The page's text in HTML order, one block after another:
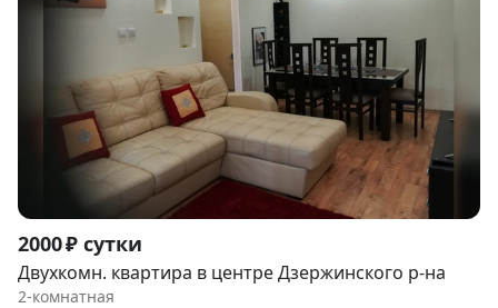
Item
1
of
2000 ₽ сутки
Двухкомн. квартира в центре Дзержинского р-на
2-комнатная